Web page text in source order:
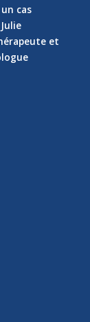
cas
et